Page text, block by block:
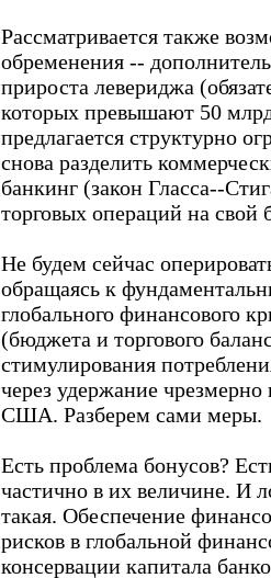
Рассматривается также
обременения --
прироста левериджа
которых превышают 50
предлагается структурно
снова разделить
банкинг (закон Гласса--
торговых операций на свой
Не будем сейчас
обращаясь к
глобального финансового
(бюджета и торгового
стимулирования
через удержание
США. Разберем сами меры.
Есть проблема бонусов?
частично в их величине. И
такая. Обеспечение
рисков в глобальной
консервации капитала